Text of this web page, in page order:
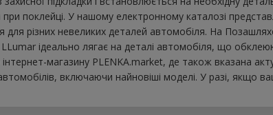
поклейці. У нашому електронному каталозі
різних невеликих деталей автомобіля. На
LLumar ідеально лягає на деталі автомобіля, що
магазину PLENKA.market, де також вказана
включаючи найновіші моделі. У разі, якщо